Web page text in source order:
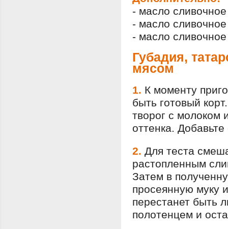
- масло
- масло
- масло
Губадия,
мясом
1. К моменту
быть готовый
творог с молоком
оттенка.
2. Для теста
растопленным
Затем в
просеянную муку
перестанет быть
полотенцем и